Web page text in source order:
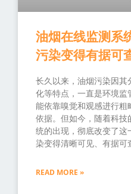
油烟在线监测系
污染变得有据可
长久以来，油烟污染因
化等特点，一直是环境监
能依靠嗅觉和观感进行
依据。但如今，随着科
统的出现，彻底改变了
染变得清晰可见、有据可
READ MORE »